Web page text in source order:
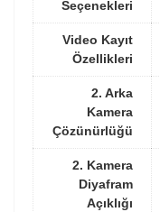
Seçenekleri
Video Kayıt
Özellikleri
2. Arka
Kamera
Çözünürlüğü
2. Kamera
Diyafram
Açıklığı